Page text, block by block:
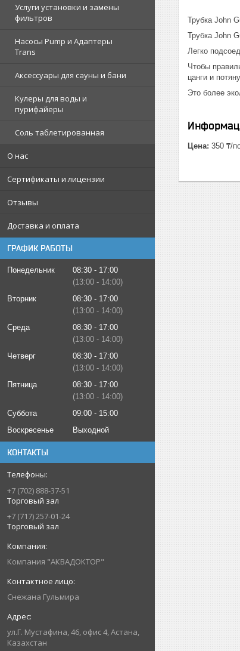
Услуги установки и замены
фильтров
Насосы Pump и Адаптеры
Trans
Аксессуары для сауны и бани
Кулеры для воды и
пурифайеры
Соль таблетированная
О нас
Сертификаты и лицензии
Отзывы
Доставка и оплата
ГРАФИК РАБОТЫ
Понедельник 08:30
17:00
13:00
14:00
Вторник
08:30
17:00
13:00
14:00
Среда
08:30
17:00
13:00
14:00
Четверг
08:30
17:00
13:00
14:00
Пятница
08:30
17:00
13:00
14:00
Суббота
09:00
15:00
Воскресенье
Выходной
КОНТАКТЫ
+7 (702) 888-37-51
Торговый зал
+7 (717) 257-01-24
Торговый зал
Компания "АКВАДОКТОР"
Снежана Гульмира
ул.Г. Мустафина, 46, офис 4, Астана,
Казахстан
Трубка John
Трубка John
Легко
Чтобы
цанги и
Это более
Цена: 350 ₸/